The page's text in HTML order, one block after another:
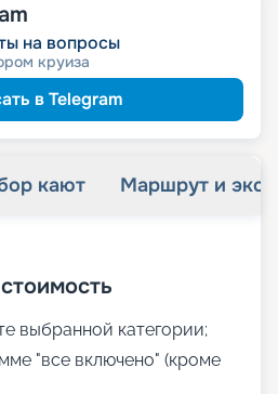
на вопросы
круиза
в Telegram
кают Маршрут и
выбранной категории;
"все включено" (кроме